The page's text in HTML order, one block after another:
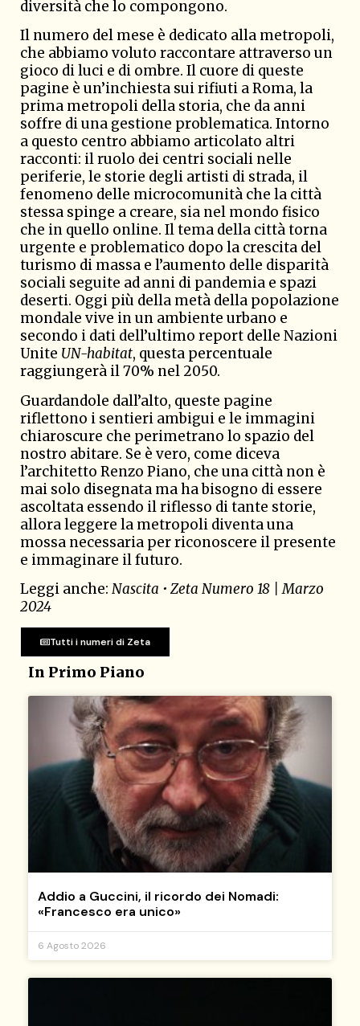
diversità che lo compongono.
Il numero del mese è dedicato alla metropoli,
che abbiamo voluto raccontare attraverso un
gioco di luci e di ombre. Il cuore di queste
pagine è un’inchiesta sui rifiuti a Roma, la
prima metropoli della storia, che da anni
soffre di una gestione problematica. Intorno
a questo centro abbiamo articolato altri
racconti: il ruolo dei centri sociali nelle
periferie, le storie degli artisti di strada, il
fenomeno delle microcomunità che la città
stessa spinge a creare, sia nel mondo fisico
che in quello online. Il tema della città torna
urgente e problematico dopo la crescita del
turismo di massa e l’aumento delle disparità
sociali seguite ad anni di pandemia e spazi
deserti. Oggi più della metà della popolazione
mondale vive in un ambiente urbano e
secondo i dati dell’ultimo report delle Nazioni
Unite UN-habitat, questa percentuale
raggiungerà il 70% nel 2050.
Guardandole dall’alto, queste pagine
riflettono i sentieri ambigui e le immagini
chiaroscure che perimetrano lo spazio del
nostro abitare. Se è vero, come diceva
l’architetto Renzo Piano, che una città non è
mai solo disegnata ma ha bisogno di essere
ascoltata essendo il riflesso di tante storie,
allora leggere la metropoli diventa una
mossa necessaria per riconoscere il presente
e immaginare il futuro.
Leggi anche: Nascita • Zeta Numero 18 | Marzo
2024
Tutti i numeri di Zeta
In Primo Piano
Addio a Guccini, il ricordo dei Nomadi:
«Francesco era unico»
6 Agosto 2026